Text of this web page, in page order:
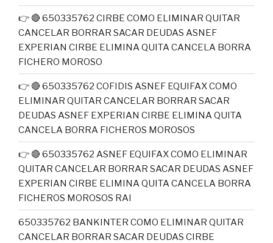
👉 🔴 650335762 CIRBE COMO ELIMINAR QUITAR
CANCELAR BORRAR SACAR DEUDAS ASNEF
EXPERIAN CIRBE ELIMINA QUITA CANCELA BORRA
FICHERO MOROSO
👉 🔴 650335762 COFIDIS ASNEF EQUIFAX COMO
ELIMINAR QUITAR CANCELAR BORRAR SACAR
DEUDAS ASNEF EXPERIAN CIRBE ELIMINA QUITA
CANCELA BORRA FICHEROS MOROSOS
👉 🔴 650335762 ASNEF EQUIFAX COMO ELIMINAR
QUITAR CANCELAR BORRAR SACAR DEUDAS ASNEF
EXPERIAN CIRBE ELIMINA QUITA CANCELA BORRA
FICHEROS MOROSOS RAI
650335762 BANKINTER COMO ELIMINAR QUITAR
CANCELAR BORRAR SACAR DEUDAS CIRBE